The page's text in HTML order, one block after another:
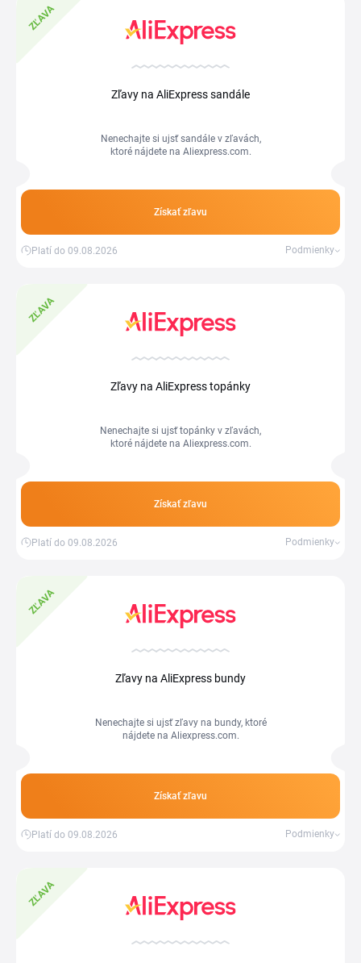
ZĽAVA
Zľavy na AliExpress sandále
Nenechajte si ujsť sandále v zľavách,
ktoré nájdete na Aliexpress.com.
Získať zľavu
Platí do 09.08.2026 Podmienky
ZĽAVA
Zľavy na AliExpress topánky
Nenechajte si ujsť topánky v zľavách,
ktoré nájdete na Aliexpress.com.
Získať zľavu
Platí do 09.08.2026 Podmienky
ZĽAVA
Zľavy na AliExpress bundy
Nenechajte si ujsť zľavy na bundy, ktoré
nájdete na Aliexpress.com.
Získať zľavu
Platí do 09.08.2026 Podmienky
ZĽAVA